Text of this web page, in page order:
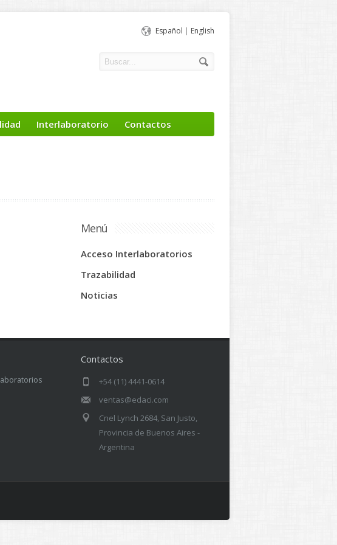
Español | English
Interlaboratorio Contactos
Menú
Acceso Interlaboratorios
Trazabilidad
Noticias
Contactos
+54 (11) 4441-0614
ventas@edaci.com
Cnel Lynch 2684, San Justo,
Provincia de Buenos Aires -
Argentina